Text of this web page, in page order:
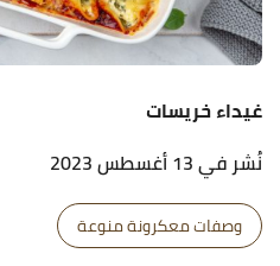
غيداء خريسات
نُشر في 13 أغسطس 2023
وصفات معكرونة منوعة